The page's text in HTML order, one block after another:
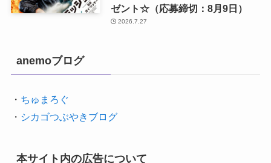
ゼント☆（応募締切：8月9日）
2026.7.27
anemoブログ
・ ちゅまろぐ
・ シカゴつぶやきブログ
本サイト内の広告について